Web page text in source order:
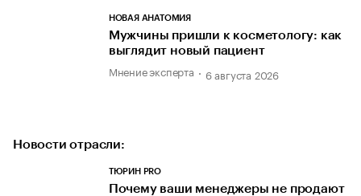
НОВАЯ АНАТОМИЯ
Мужчины пришли к косметологу: как
выглядит новый пациент
Мнение эксперта 6 августа 2026
Новости отрасли:
ТЮРИН PRO
Почему ваши менеджеры не продают